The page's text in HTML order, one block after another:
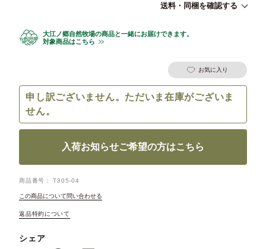
送料・同梱を確認する
大江ノ郷自然牧場の商品と一緒にお届けできます。
対象商品はこちら
お気に入り
申し訳ございません。ただいま在庫がございま
せん。
入荷お知らせご希望の方はこちら
商品番号 T305-04
この商品について問い合わせる
返品特約について
シェア